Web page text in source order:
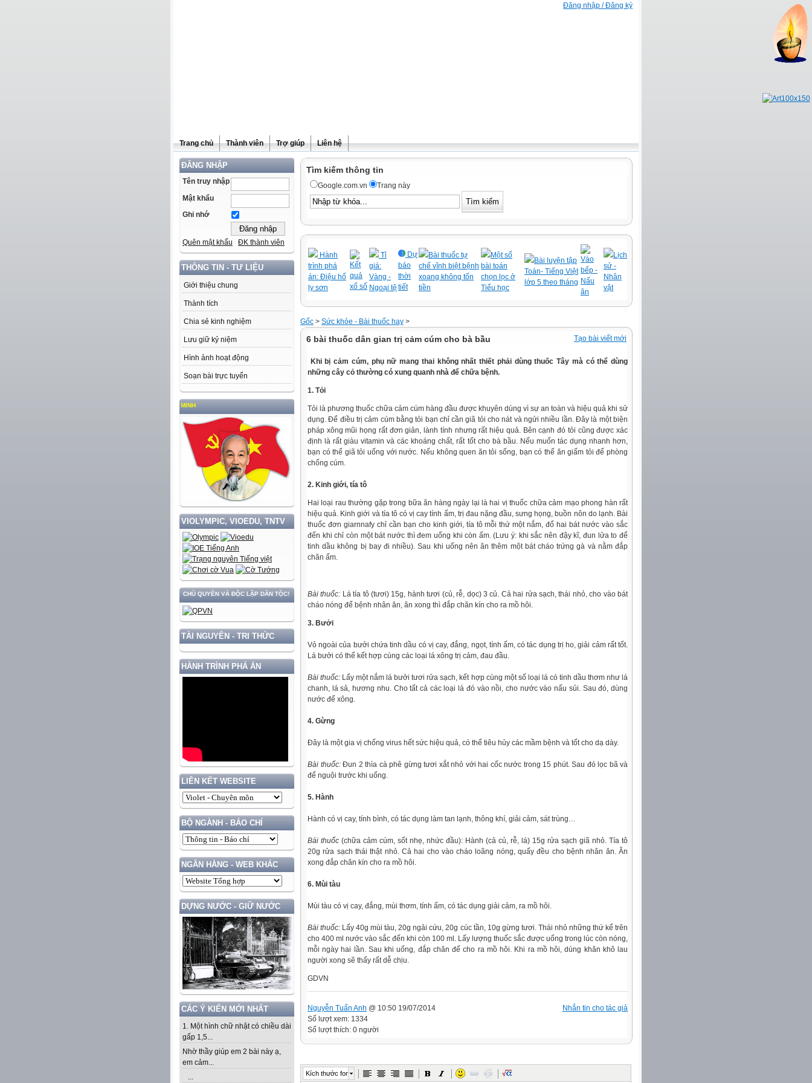
Đăng nhập / Đăng ký
Trang chủ Thành viên Trợ giúp Liên hệ
ĐĂNG NHẬP
Tên truy nhập
Mật khẩu
Ghi nhớ
Quên mật khẩu ĐK thành viên
THÔNG TIN - TƯ LIỆU
Giới thiệu chung
Thành tích
Chia sẻ kinh nghiệm
Lưu giữ kỷ niệm
Hình ảnh hoạt động
Soạn bài trực tuyến
HỌC TẬP VÀ LÀM THEO TƯ TƯỞNG, ĐẠO ĐỨC, PHONG CÁCH HỒ CHÍ MINH
VIOLYMPIC, VIOEDU, TNTV
TRIỂN ĐẤT NƯỚC GẮN VỚI BẢO VỆ VỮNG CHẮC CHỦ QUYỀN VÀ ĐỘC LẬP DÂN TỘC!
TÀI NGUYÊN - TRI THỨC
HÀNH TRÌNH PHÁ ÁN
LIÊN KẾT WEBSITE
BỘ NGÀNH - BÁO CHÍ
NGÂN HÀNG - WEB KHÁC
DỰNG NƯỚC - GIỮ NƯỚC
CÁC Ý KIẾN MỚI NHẤT
1. Một hình chữ nhật có chiều dài
gấp 1,5...
Nhờ thầy giúp em 2 bài này ạ,
em cảm...
...
Tìm kiếm thông tin
Google.com.vn Trang này
Hành
trình phá
án: Điệu hổ
ly sơn
Kết
quả
xổ số
Tỉ
giá:
Vàng -
Ngoại tệ
Dự
báo
thời
tiết
Bài thuốc tự
chế vĩnh biệt bệnh
xoang không tốn
tiền
Một số
bài toán
chọn lọc ở
Tiểu học
Bài luyện tập
Toán- Tiếng Việt
lớp 5 theo tháng
Vào
bếp -
Nấu
ăn
Lịch
sử -
Nhân
vật
Gốc > Sức khỏe - Bài thuốc hay >
Tạo bài viết mới
6 bài thuốc dân gian trị cảm cúm cho bà bầu
Khi bị cảm cúm, phụ nữ mang thai không nhất thiết phải dùng thuốc Tây mà có thể dùng
những cây cỏ thường có xung quanh nhà để chữa bệnh.
1. Tỏi
Tỏi là phương thuốc chữa cảm cúm hàng đầu được khuyên dùng vì sự an toàn và hiệu quả khi sử
dụng. Để điều trị cảm cúm bằng tỏi bạn chỉ cần giã tỏi cho nát và ngửi nhiều lần. Đây là một biện
pháp xông mũi họng rất đơn giản, lành tính nhưng rất hiệu quả. Bên cạnh đó tỏi cũng được xác
định là rất giàu vitamin và các khoáng chất, rất tốt cho bà bầu. Nếu muốn tác dụng nhanh hơn,
bạn có thể giã tỏi uống với nước. Nếu không quen ăn tỏi sống, bạn có thể ăn giấm tỏi để phòng
chống cúm.
2. Kinh giới, tía tô
Hai loại rau thường gặp trong bữa ăn hàng ngày lại là hai vị thuốc chữa cảm mạo phong hàn rất
hiệu quả. Kinh giới và tía tô có vị cay tính ấm, trị đau nặng đầu, sưng họng, buồn nôn do lạnh. Bài
thuốc đơn giarnnafy chỉ cần bạn cho kinh giới, tía tô mỗi thứ một nắm, đổ hai bát nước vào sắc
đến khi chỉ còn một bát nước thì đem uống khi còn ấm. (Lưu ý: khi sắc nên đậy kĩ, đun lửa to để
tinh dầu không bị bay đi nhiều). Sau khi uống nên ăn thêm một bát cháo trứng gà và nằm đắp
chăn ấm.
Bài thuốc: Lá tía tô (tươi) 15g, hành tươi (củ, rễ, dọc) 3 củ. Cả hai rửa sạch, thái nhỏ, cho vào bát
cháo nóng để bệnh nhân ăn, ăn xong thì đắp chăn kín cho ra mồ hôi.
3. Bưởi
Vỏ ngoài của bưởi chứa tinh dầu có vị cay, đắng, ngọt, tính ấm, có tác dụng trị ho, giải cảm rất tốt.
Lá bưởi có thể kết hợp cùng các loại lá xông trị cảm, đau đầu.
Bài thuốc: Lấy một nắm lá bưởi tươi rửa sạch, kết hợp cùng một số loại lá có tinh dầu thơm như lá
chanh, lá sả, hương nhu. Cho tất cả các loại lá đó vào nồi, cho nước vào nấu sủi. Sau đó, dùng
nước để xông.
4. Gừng
Đây là một gia vị chống virus hết sức hiệu quả, có thể tiêu hủy các mầm bệnh và tốt cho dạ dày.
Bài thuốc: Đun 2 thìa cà phê gừng tươi xắt nhỏ với hai cốc nước trong 15 phút. Sau đó lọc bã và
để nguội trước khi uống.
5. Hành
Hành có vị cay, tính bình, có tác dụng làm tan lạnh, thông khí, giải cảm, sát trùng…
Bài thuốc (chữa cảm cúm, sốt nhẹ, nhức đầu): Hành (cả củ, rễ, lá) 15g rửa sạch giã nhỏ. Tía tô
20g rửa sạch thái thật nhỏ. Cả hai cho vào cháo loãng nóng, quấy đều cho bệnh nhân ăn. Ăn
xong đắp chăn kín cho ra mồ hôi.
6. Mùi tàu
Mùi tàu có vị cay, đắng, mùi thơm, tính ấm, có tác dụng giải cảm, ra mồ hôi.
Bài thuốc: Lấy 40g mùi tàu, 20g ngải cứu, 20g cúc tần, 10g gừng tươi. Thái nhỏ những thứ kể trên
cho 400 ml nước vào sắc đến khi còn 100 ml. Lấy lượng thuốc sắc được uống trong lúc còn nóng,
mỗi ngày hai lần. Sau khi uống, đắp chăn để cho ra mồ hôi. Khi ra mồ hôi, dùng khăn khô lau
người xong sẽ thấy rất dễ chịu.
GDVN
Nhắn tin cho tác giả
Nguyễn Tuấn Anh @ 10:50 19/07/2014
Số lượt xem: 1334
Số lượt thích: 0 người
Kích thước font